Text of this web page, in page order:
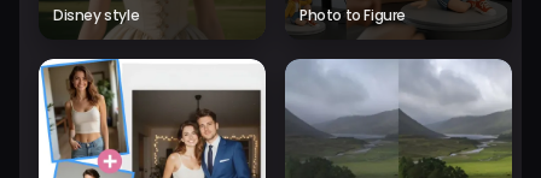
Disney style Photo to Figure